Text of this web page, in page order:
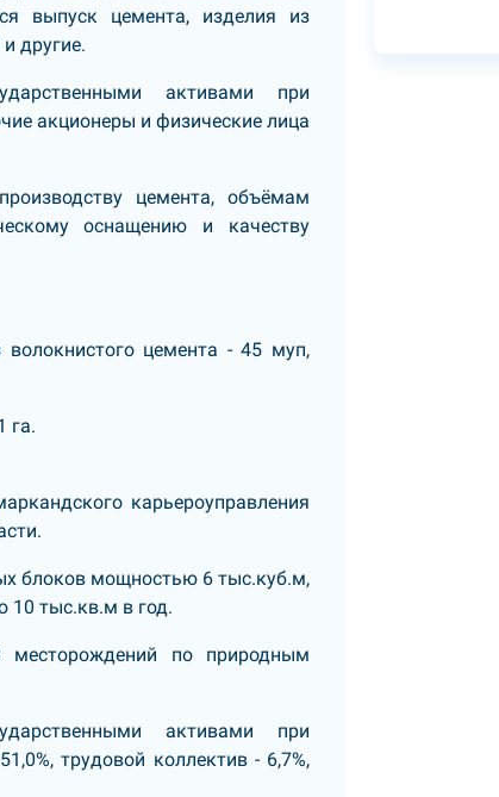
выпуск цемента, изделия из
другие.
активами при
акционеры и физические лица
цемента, объёмам
оснащению и качеству
цемента - 45 муп,
га.
карьероуправления
блоков мощностью 6 тыс.куб.м,
10 тыс.кв.м в год.
по природным
активами при
трудовой коллектив - 6,7%,